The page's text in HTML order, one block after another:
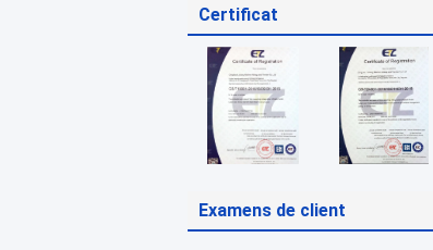
Certificat
Examens de client